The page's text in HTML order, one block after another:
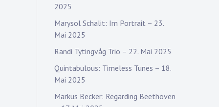
2025
Marysol Schalit: Im Portrait – 23.
Mai 2025
Randi Tytingvåg Trio – 22. Mai 2025
Quintabulous: Timeless Tunes – 18.
Mai 2025
Markus Becker: Regarding Beethoven